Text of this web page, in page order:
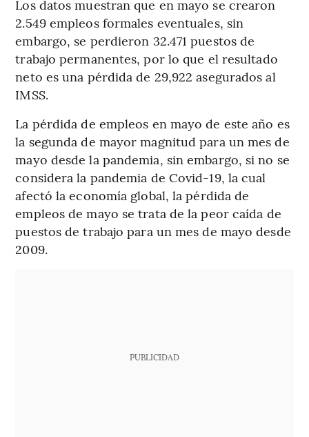
Los datos muestran que en mayo se crearon
2.549 empleos formales eventuales, sin
embargo, se perdieron 32.471 puestos de
trabajo permanentes, por lo que el resultado
neto es una pérdida de 29,922 asegurados al
IMSS.
La pérdida de empleos en mayo de este año es
la segunda de mayor magnitud para un mes de
mayo desde la pandemia, sin embargo, si no se
considera la pandemia de Covid-19, la cual
afectó la economía global, la pérdida de
empleos de mayo se trata de la peor caída de
puestos de trabajo para un mes de mayo desde
2009.
PUBLICIDAD